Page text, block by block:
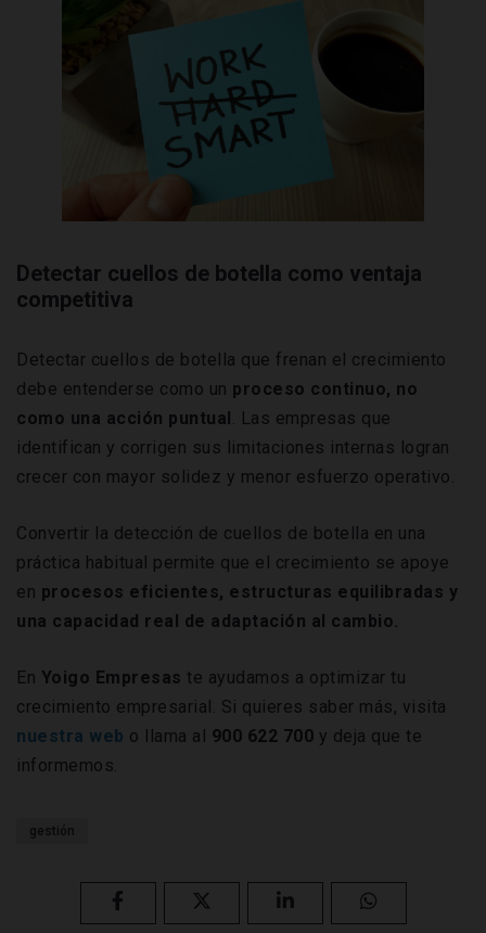
Detectar cuellos de botella como ventaja
competitiva
Detectar cuellos de botella que frenan el crecimiento
debe entenderse como un proceso continuo, no
como una acción puntual . Las empresas que
identifican y corrigen sus limitaciones internas logran
crecer con mayor solidez y menor esfuerzo operativo.
Convertir la detección de cuellos de botella en una
práctica habitual permite que el crecimiento se apoye
en procesos eficientes, estructuras equilibradas y
una capacidad real de adaptación al cambio.
En Yoigo Empresas te ayudamos a optimizar tu
crecimiento empresarial. Si quieres saber más, visita
nuestra web o llama al 900 622 700 y deja que te
informemos.
gestión